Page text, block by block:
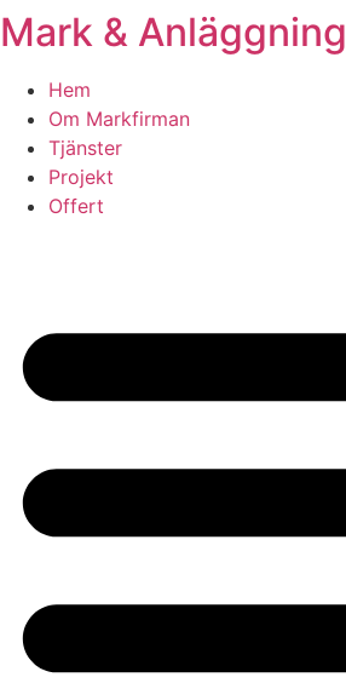
Skip
to
content
Mark & Anläggning
Hem
Om Markfirman
Tjänster
Projekt
Offert